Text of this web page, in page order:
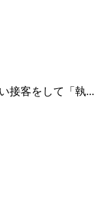
接客をして「執...